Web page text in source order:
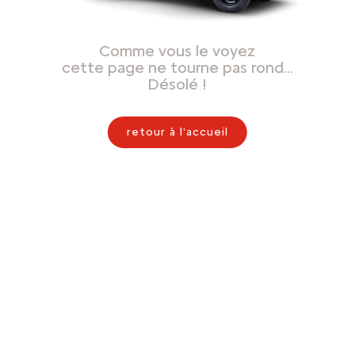
Comme vous le voyez
cette page ne tourne pas rond…
Désolé !
retour à l'accueil